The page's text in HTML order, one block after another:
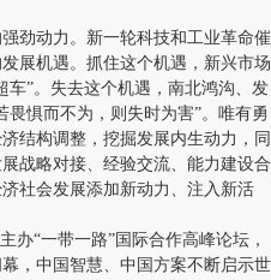
动力。新一轮科技和工业革命催
展机遇。抓住这个机遇，新兴市场
车”。失去这个机遇，南北鸿沟、发
畏惧而不为，则失时为害”。唯有勇
结构调整，挖掘发展内生动力，同
战略对接、经验交流、能力建设合
社会发展添加新动力、注入新活
“一带一路”国际合作高峰论坛，
，中国智慧、中国方案不断启示世